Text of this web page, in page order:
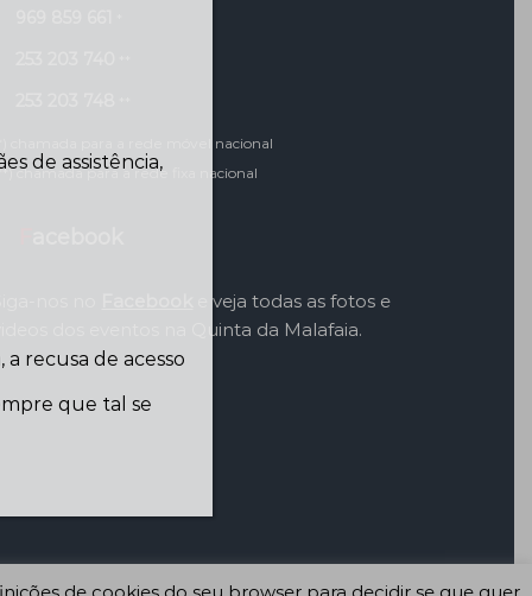
(*) chamada para a rede móvel nacional
chamada para a rede fixa nacional
e veja todas as fotos e
videos dos eventos na Quinta da Malafaia.
de assistência,
recusa de acesso
que tal se